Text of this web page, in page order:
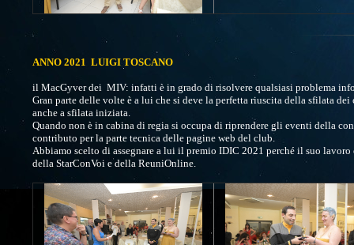
ANNO 2021 LUIGI TOSCANO
il MacGyver dei MIV: infatti è in grado di risolvere qualsiasi problema
Gran parte delle volte è a lui che si deve la perfetta riuscita della sfilata
anche a sfilata iniziata.
Quando non è in cabina di regia si occupa di riprendere gli eventi della
contributo per la parte tecnica delle pagine web del club.
Abbiamo scelto di assegnare a lui il premio IDIC 2021 perché il suo
della StarConVoi e della ReuniOnline.